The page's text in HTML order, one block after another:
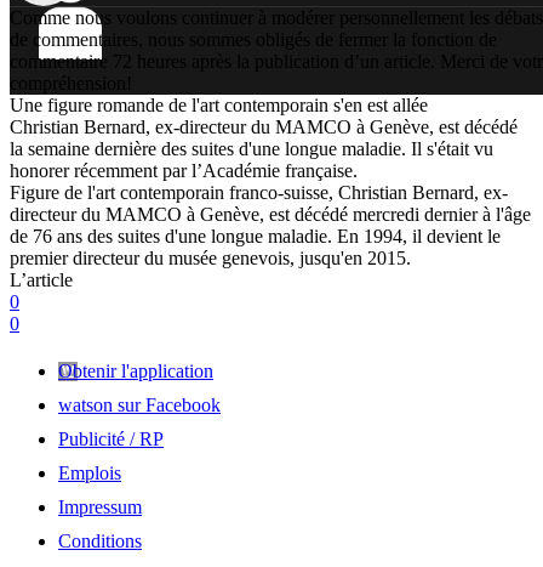
Comme nous voulons continuer à modérer personnellement les débats
de commentaires, nous sommes obligés de fermer la fonction de
commentaire 72 heures après la publication d’un article. Merci de
compréhension!
Une figure romande de l'art contemporain s'en est allée
Christian Bernard, ex-directeur du MAMCO à Genève, est décédé
la semaine dernière des suites d'une longue maladie. Il s'était vu
honorer récemment par l’Académie française.
Figure de l'art contemporain franco-suisse, Christian Bernard, ex-
directeur du MAMCO à Genève, est décédé mercredi dernier à l'âge
de 76 ans des suites d'une longue maladie. En 1994, il devient le
premier directeur du musée genevois, jusqu'en 2015.
L’article
0
0
Obtenir l'application
watson sur Facebook
Publicité / RP
Emplois
Impressum
Conditions